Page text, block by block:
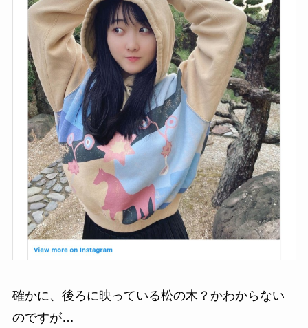
確かに、後ろに映っている松の木？かわからない
のですが…